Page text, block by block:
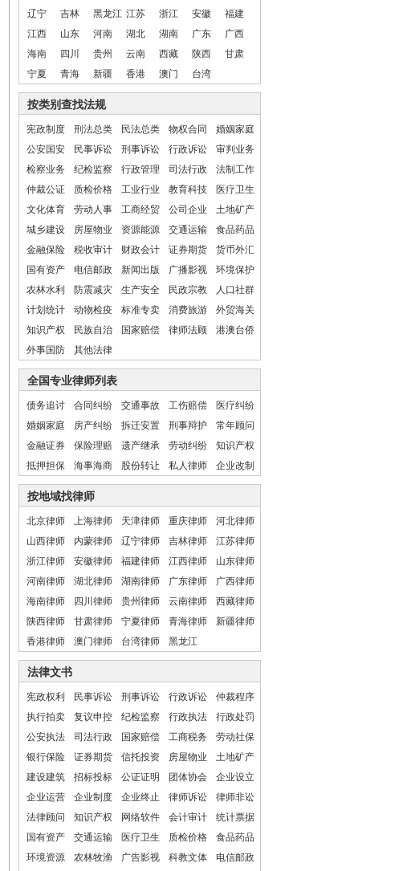
辽宁
吉林 黑龙江 江苏 浙江 安徽
福建
江西
山东 河南 湖北 湖南 广东
广西
海南
四川 贵州 云南 西藏 陕西
甘肃
宁夏
青海 新疆 香港 澳门 台湾
按类别查找法规
宪政制度 刑法总类 民法总类 物权合同
婚姻家庭
公安国安
民事诉讼 刑事诉讼 行政诉讼
审判业务
检察业务
纪检监察 行政管理 司法行政
法制工作
仲裁公证
质检价格 工业行业 教育科技
医疗卫生
文化体育
劳动人事 工商经贸 公司企业
土地矿产
城乡建设
房屋物业 资源能源 交通运输
食品药品
金融保险
税收审计 财政会计 证券期货
货币外汇
国有资产
电信邮政 新闻出版 广播影视
环境保护
农林水利
防震减灾 生产安全 民政宗教
人口社群
计划统计
动物检疫 标准专卖 消费旅游
外贸海关
知识产权
民族自治 国家赔偿 律师法顾
港澳台侨
外事国防
其他法律
全国专业律师列表
债务追讨 合同纠纷 交通事故 工伤赔偿
医疗纠纷
婚姻家庭
房产纠纷 拆迁安置 刑事辩护
常年顾问
金融证券
保险理赔 遗产继承 劳动纠纷
知识产权
抵押担保
海事海商 股份转让 私人律师 企业改制
按地域找律师
北京律师 上海律师 天津律师 重庆律师
河北律师
山西律师
内蒙律师 辽宁律师 吉林律师
江苏律师
浙江律师
安徽律师 福建律师 江西律师
山东律师
河南律师
湖北律师 湖南律师 广东律师
广西律师
海南律师
四川律师 贵州律师 云南律师
西藏律师
陕西律师
甘肃律师 宁夏律师 青海律师
新疆律师
香港律师
澳门律师 台湾律师 黑龙江
法律文书
宪政权利 民事诉讼 刑事诉讼 行政诉讼
仲裁程序
执行拍卖
复议申控 纪检监察 行政执法
行政处罚
公安执法
司法行政 国家赔偿 工商税务
劳动社保
银行保险
证券期货 信托投资 房屋物业
土地矿产
建设建筑
招标投标 公证证明 团体协会
企业设立
企业运营
企业制度 企业终止 律师诉讼
律师非讼
法律顾问
知识产权 网络软件 会计审计
统计票据
国有资产
交通运输 医疗卫生 质检价格
食品药品
环境资源
农林牧渔 广告影视 科教文体
电信邮政